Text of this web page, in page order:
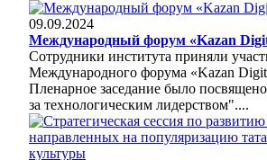
09.09.2024
Международный форум «Kazan
Сотрудники института приняли
Международного форума «Kazan
Пленарное заседание было
за технологическим лидерством"....